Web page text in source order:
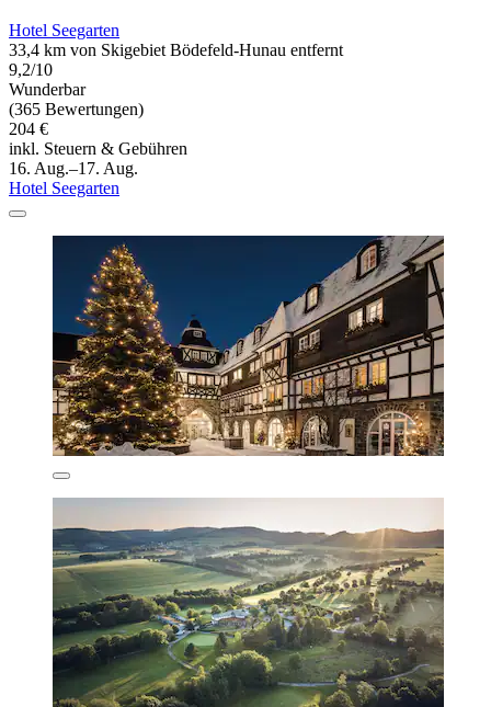
Hotel Seegarten
33,4 km von Skigebiet Bödefeld-Hunau entfernt
9,2/10
Wunderbar
(365 Bewertungen)
204 €
inkl. Steuern & Gebühren
16. Aug.–17. Aug.
Hotel Seegarten